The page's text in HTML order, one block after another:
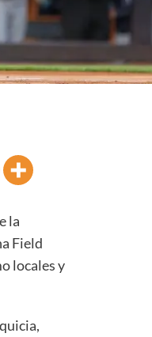
la
Field
locales y